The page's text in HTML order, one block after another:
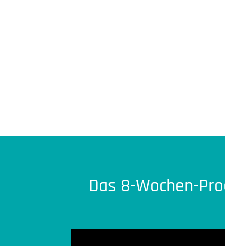
Das 8-Wochen-